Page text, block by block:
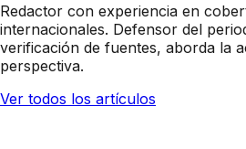
Redactor con experiencia en
internacionales. Defensor del
verificación de fuentes, aborda la
perspectiva.
Ver todos los artículos